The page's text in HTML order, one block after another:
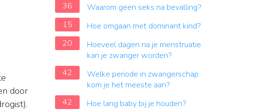
door
36
Waarom geen seks na bevalling?
15
Hoe omgaan met dominant kind?
20
Hoeveel dagen na je menstruatie
kan je zwanger worden?
42
Welke periode in zwangerschap
kom je het meeste aan?
42
Hoe lang baby bij je houden?